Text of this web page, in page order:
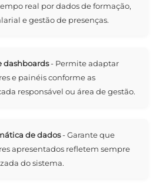
real por dados de formação,
e gestão de presenças.
dashboards- Permite adaptar
e painéis conforme as
responsável ou área de gestão.
de dados- Garante que
apresentados refletem sempre
do sistema.